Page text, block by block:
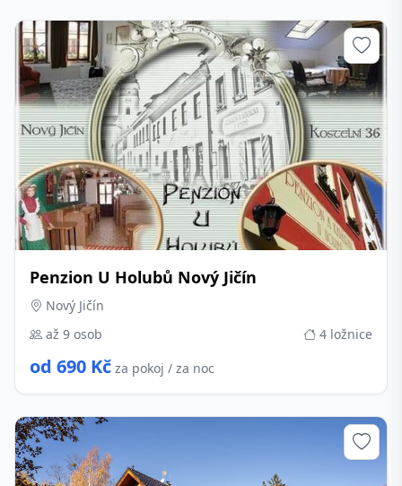
Penzion U Holubů Nový Jičín
Nový Jičín
až 9 osob
4 ložnice
od 690 Kč za pokoj / za noc